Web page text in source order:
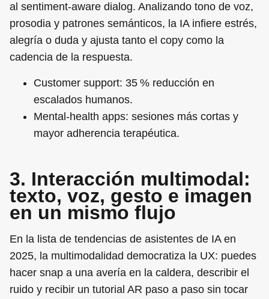
al sentiment‑aware dialog. Analizando tono de voz,
prosodia y patrones semánticos, la IA infiere estrés,
alegría o duda y ajusta tanto el copy como la
cadencia de la respuesta.
Customer support: 35 % reducción en
escalados humanos.
Mental‑health apps: sesiones más cortas y
mayor adherencia terapéutica.
3. Interacción multimodal:
texto, voz, gesto e imagen
en un mismo flujo
En la lista de tendencias de asistentes de IA en
2025, la multimodalidad democratiza la UX: puedes
hacer snap a una avería en la caldera, describir el
ruido y recibir un tutorial AR paso a paso sin tocar